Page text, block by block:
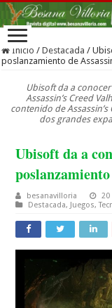
Inicio / Destacada /
poslanzamiento de
Ubisoft da a
Assassin’s Creed
contenido de
dos grandes
Ubisoft da a
besanavilloria
20
Destacada, Juegos,